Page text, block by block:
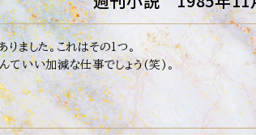
ました。これはその1つ。
ていい加減な仕事でしょう(笑)。